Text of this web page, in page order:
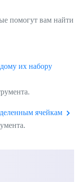
помогут вам найти
их набору
ячейкам